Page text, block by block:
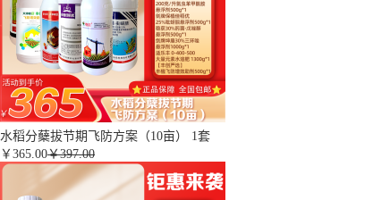
水稻分蘖拔节期飞防方案（10亩） 1套
￥ 365.00￥397.00